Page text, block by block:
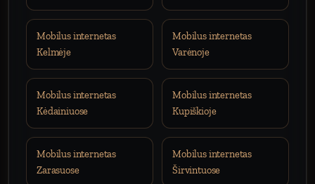
Mobilus internetas
Kelmėje
Mobilus internetas
Varėnoje
Mobilus internetas
Kėdainiuose
Mobilus internetas
Kupiškioje
Mobilus internetas
Zarasuose
Mobilus internetas
Širvintuose